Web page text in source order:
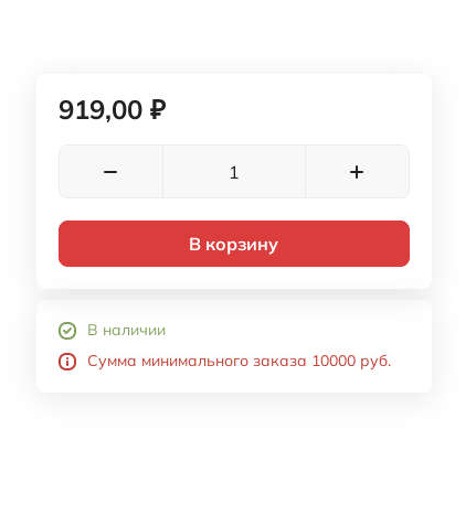
919,00 ₽
В корзину
В наличии
Сумма минимального заказа 10000 руб.